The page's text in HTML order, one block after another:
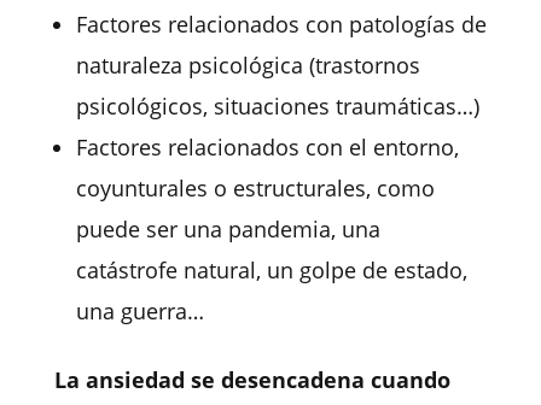
Factores relacionados con patologías de
naturaleza psicológica (trastornos
psicológicos, situaciones traumáticas…)
Factores relacionados con el entorno,
coyunturales o estructurales, como
puede ser una pandemia, una
catástrofe natural, un golpe de estado,
una guerra…
La ansiedad se desencadena cuando